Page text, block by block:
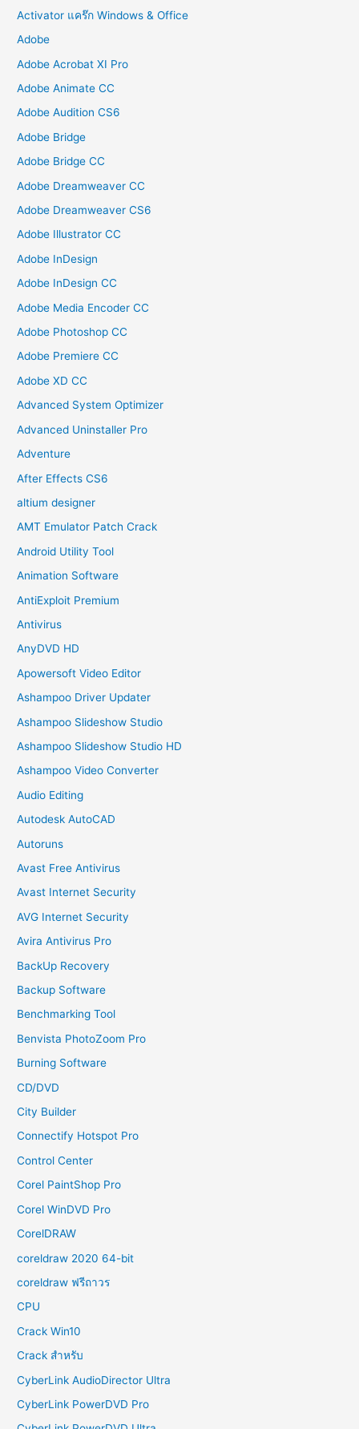
Activator แคร๊ก Windows & Office
Adobe
Adobe Acrobat XI Pro
Adobe Animate CC
Adobe Audition CS6
Adobe Bridge
Adobe Bridge CC
Adobe Dreamweaver CC
Adobe Dreamweaver CS6
Adobe Illustrator CC
Adobe InDesign
Adobe InDesign CC
Adobe Media Encoder CC
Adobe Photoshop CC
Adobe Premiere CC
Adobe XD CC
Advanced System Optimizer
Advanced Uninstaller Pro
Adventure
After Effects CS6
altium designer
AMT Emulator Patch Crack
Android Utility Tool
Animation Software
AntiExploit Premium
Antivirus
AnyDVD HD
Apowersoft Video Editor
Ashampoo Driver Updater
Ashampoo Slideshow Studio
Ashampoo Slideshow Studio HD
Ashampoo Video Converter
Audio Editing
Autodesk AutoCAD
Autoruns
Avast Free Antivirus
Avast Internet Security
AVG Internet Security
Avira Antivirus Pro
BackUp Recovery
Backup Software
Benchmarking Tool
Benvista PhotoZoom Pro
Burning Software
CD/DVD
City Builder
Connectify Hotspot Pro
Control Center
Corel PaintShop Pro
Corel WinDVD Pro
CorelDRAW
coreldraw 2020 64-bit
coreldraw ฟรีถาวร
CPU
Crack Win10
Crack สำหรับ
CyberLink AudioDirector Ultra
CyberLink PowerDVD Pro